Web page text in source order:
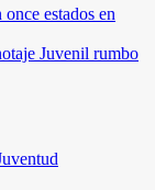
estados en
Juvenil rumbo